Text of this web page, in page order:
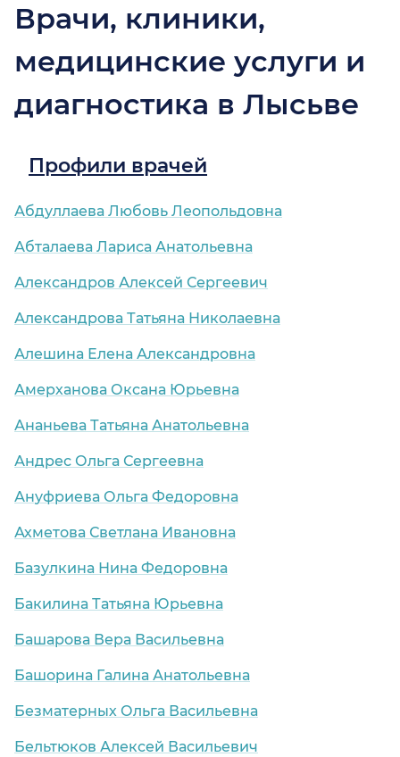
Врачи, клиники,
медицинские услуги и
диагностика в Лысьве
Профили врачей
Абдуллаева Любовь Леопольдовна
Абталаева Лариса Анатольевна
Александров Алексей Сергеевич
Александрова Татьяна Николаевна
Алешина Елена Александровна
Амерханова Оксана Юрьевна
Ананьева Татьяна Анатольевна
Андрес Ольга Сергеевна
Ануфриева Ольга Федоровна
Ахметова Светлана Ивановна
Базулкина Нина Федоровна
Бакилина Татьяна Юрьевна
Башарова Вера Васильевна
Башорина Галина Анатольевна
Безматерных Ольга Васильевна
Бельтюков Алексей Васильевич